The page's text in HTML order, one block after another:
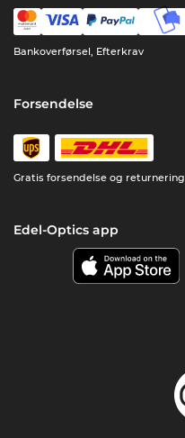
Bankoverførsel, Efterkrav
Forsendelse
Gratis forsendelse og returnering
Edel-Optics app